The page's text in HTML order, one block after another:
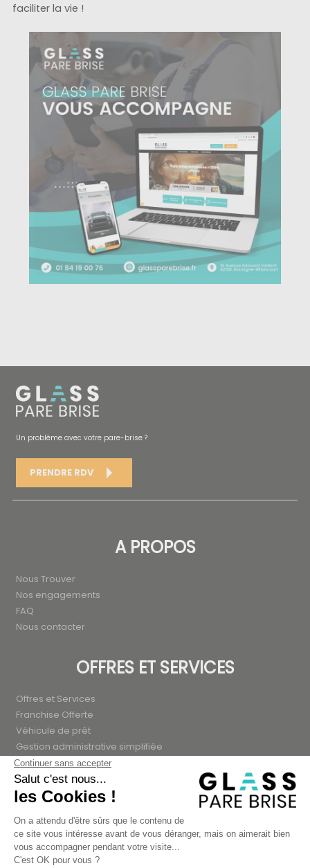
faciliter la vie !
Un problème avec votre pare-brise ?
PRENDRE RDV
A PROPOS
Nous Trouver
Nos engagements
FAQ
Nous contacter
OFFRES ET SERVICES
Offres et Services
Franchise Offerte
Véhicule de prêt
Gestion administrative simplifiée
PRESTATIONS
Remplacement pare brise
Remplacement lunette arrière
Remplacement de vitres latérales